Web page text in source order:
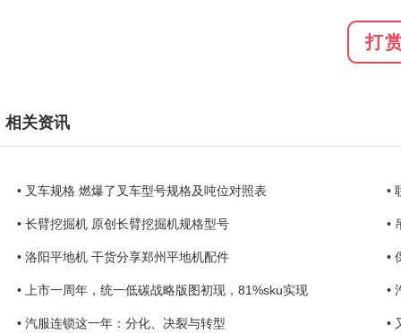
打
相关资讯
• 叉车规格 燃爆了叉车型号规格及吨位对照表 •
• 长臂挖掘机 原创长臂挖掘机规格型号 •
• 洛阳平地机 干货分享郑州平地机配件 •
• 上市一周年，统一低碳战略版图初现，81%sku实现 •
• 汽服连锁这一年：分化、决裂与转型 •